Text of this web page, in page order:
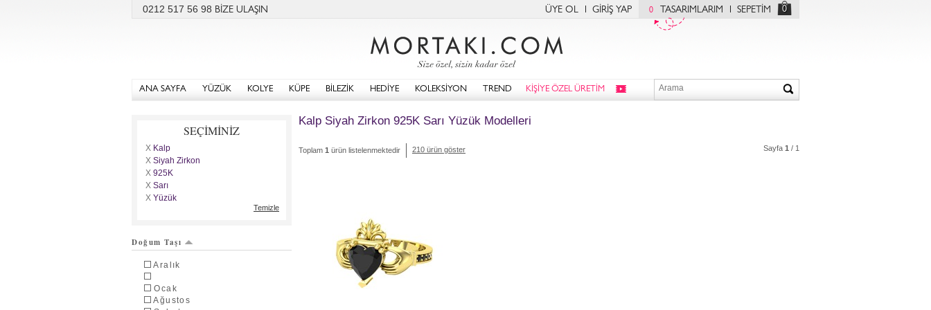
0212 517 56 98 BİZE ULAŞIN ÜYE OL GİRİŞ YAP 0 TASARIMLARIM SEPETİM 0
ANA SAYFA YÜZÜK KOLYE KÜPE BİLEZİK HEDİYE KOLEKSİYON TREND KİŞİYE ÖZEL ÜRETİM
SEÇİMİNİZ
X Kalp
X Siyah Zirkon
X 925K
X Sarı
X Yüzük
Temizle
Doğum Taşı
Aralık
Ocak
Ağustos
Kalp Siyah Zirkon 925K Sarı Yüzük Modelleri
Toplam 1 ürün listelenmektedir 210 ürün göster Sayfa 1 / 1